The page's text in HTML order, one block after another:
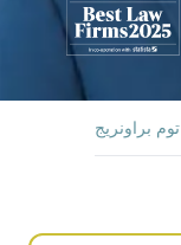
توم براونريج